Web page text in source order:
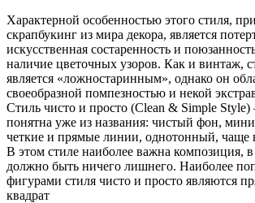
Характерной особенностью этого стиля,
скрапбукинг из мира декора, является
искусственная состаренность и
наличие цветочных узоров. Как и винтаж,
является «ложностаринным», однако он
своеобразной помпезностью и некой
Стиль чисто и просто (Clean & Simple Style)
понятна уже из названия: чистый фон,
четкие и прямые линии, однотонный, чаще
В этом стиле наиболее важна композиция,
должно быть ничего лишнего. Наиболее
фигурами стиля чисто и просто являются
квадрат